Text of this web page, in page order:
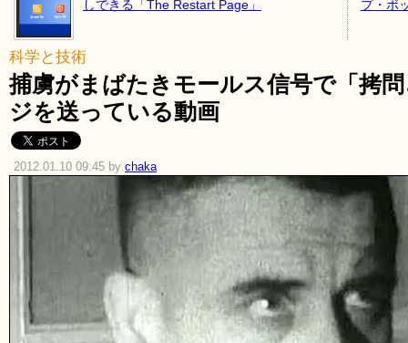
しできる「The Restart Page」
プ・ボ
科学と技術
捕虜がまばたきモールス信号で「拷
ジを送っている動画
2012.01.10 09:45 by chaka